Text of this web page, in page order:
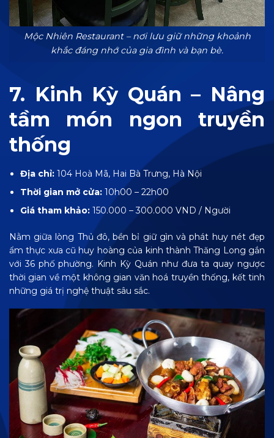
Mộc Nhiên Restaurant – nơi lưu giữ những khoảnh
khắc đáng nhớ của gia đình và bạn bè.
7. Kinh Kỳ Quán – Nâng
tầm món ngon truyền
thống
Địa chỉ: 104 Hoà Mã, Hai Bà Trưng, Hà Nội
Thời gian mở cửa:10h00 – 22h00
Giá tham khảo:150.000 – 300.000 VND / Người
Nằm giữa lòng Thủ đô, bền bỉ giữ gìn và phát huy nét đẹp
ẩm thực xưa cũ huy hoàng của kinh thành Thăng Long gắn
với 36 phố phường. Kinh Kỳ Quán như đưa ta quay ngược
thời gian về một không gian văn hoá truyền thống, kết tinh
những giá trị nghệ thuật sâu sắc.